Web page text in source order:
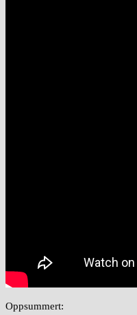
Oppsummert: